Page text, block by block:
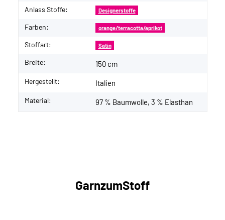
Anlass Stoffe: Designerstoffe
Farben: orange/terracotta/aprikot
Stoffart: Satin
Breite: 150 cm
Hergestellt: Italien
Material: 97 % Baumwolle, 3 % Elasthan
GarnzumStoff